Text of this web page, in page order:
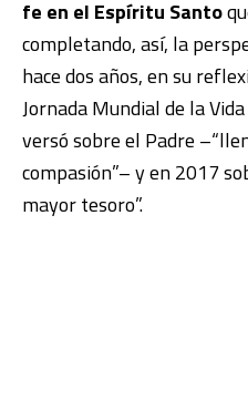
fe en el Espíritu Santo
completando, así, la
hace dos años, en su
Jornada Mundial de la
versó sobre el Padre
compasión”– y en 2017
mayor tesoro”.